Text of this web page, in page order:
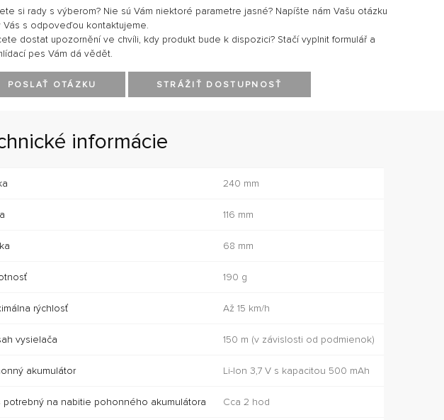
si rady s výberom? Nie sú Vám niektoré parametre jasné? Napíšte nám Vašu otázku
Vás s odpoveďou kontaktujeme.
dostat upozornění ve chvíli, kdy produkt bude k dispozici? Stačí vyplnit formulář a
pes Vám dá vědět.
POSLAŤ OTÁZKU STRÁŽIŤ DOSTUPNOSŤ
informácie
240 mm
116 mm
68 mm
190 g
rýchlosť Až 15 km/h
vysielača 150 m (v závislosti od podmienok)
akumulátor Li-Ion 3,7 V s kapacitou 500 mAh
potrebný na nabitie pohonného akumulátora Cca 2 hod